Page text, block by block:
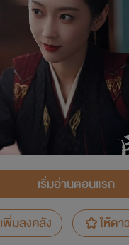
เริ่มอ่านตอนแรก
เพิ่มลงคลัง
ให้ดา